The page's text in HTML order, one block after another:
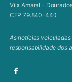
Vila Amaral -
CEP 79.840-440
As notícias veiculadas
responsabilidade dos